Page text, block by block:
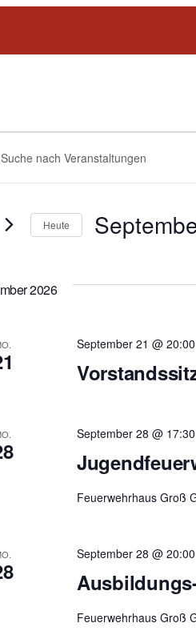
Heute
2026
September 21 @ 20:00
September 28 @ 17:30
Feuerwehrhaus Groß
September 28 @ 20:00
Feuerwehrhaus Groß